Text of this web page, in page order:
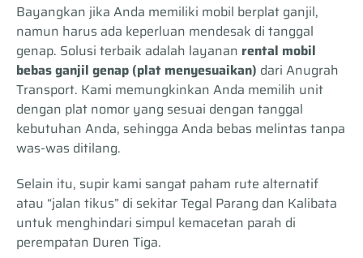
Bayangkan jika Anda memiliki mobil berplat ganjil,
namun harus ada keperluan mendesak di tanggal
genap. Solusi terbaik adalah layanan rental mobil
bebas ganjil genap (plat menyesuaikan) dari Anugrah
Transport. Kami memungkinkan Anda memilih unit
dengan plat nomor yang sesuai dengan tanggal
kebutuhan Anda, sehingga Anda bebas melintas tanpa
was-was ditilang.
Selain itu, supir kami sangat paham rute alternatif
atau “jalan tikus” di sekitar Tegal Parang dan Kalibata
untuk menghindari simpul kemacetan parah di
perempatan Duren Tiga.